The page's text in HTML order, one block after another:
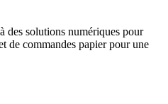
des solutions numériques pour
de commandes papier pour une